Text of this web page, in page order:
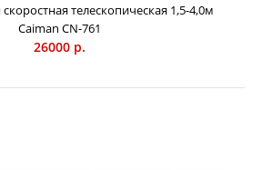
инструмент, при помощи которого
сухие, старые, больные, ненужные
большой высоте. Длина инструмента
– до 5,0 метров. Японские традиции
телескопическая 1,5-4,0м
Caiman СN-761
26000 р.